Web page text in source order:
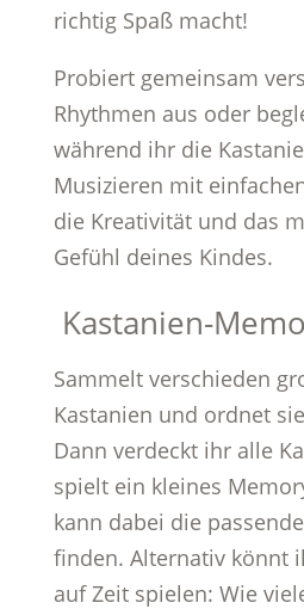
richtig Spaß macht!
Probiert gemeinsam
Rhythmen aus oder
während ihr die
Musizieren mit
die Kreativität und das
Gefühl deines Kindes.
Kastanien-
Sammelt verschieden
Kastanien und ordnet
Dann verdeckt ihr alle
spielt ein kleines
kann dabei die
finden. Alternativ könnt
auf Zeit spielen: Wie